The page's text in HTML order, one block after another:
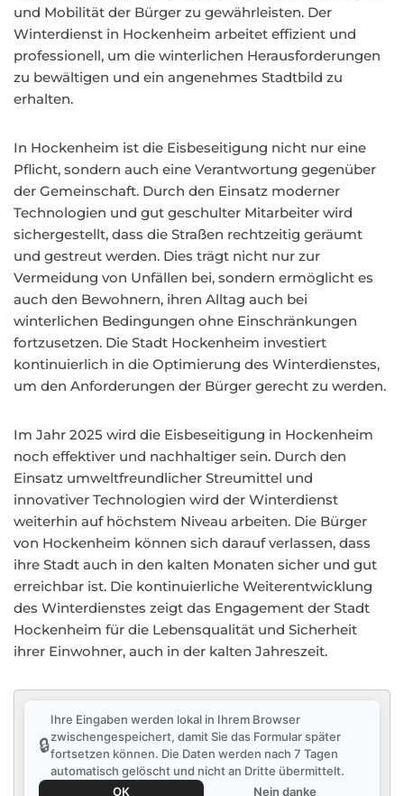
und Mobilität der Bürger zu gewährleisten. Der
Winterdienst in Hockenheim arbeitet effizient und
professionell, um die winterlichen Herausforderungen
zu bewältigen und ein angenehmes Stadtbild zu
erhalten.
In Hockenheim ist die Eisbeseitigung nicht nur eine
Pflicht, sondern auch eine Verantwortung gegenüber
der Gemeinschaft. Durch den Einsatz moderner
Technologien und gut geschulter Mitarbeiter wird
sichergestellt, dass die Straßen rechtzeitig geräumt
und gestreut werden. Dies trägt nicht nur zur
Vermeidung von Unfällen bei, sondern ermöglicht es
auch den Bewohnern, ihren Alltag auch bei
winterlichen Bedingungen ohne Einschränkungen
fortzusetzen. Die Stadt Hockenheim investiert
kontinuierlich in die Optimierung des Winterdienstes,
um den Anforderungen der Bürger gerecht zu werden.
Im Jahr 2025 wird die Eisbeseitigung in Hockenheim
noch effektiver und nachhaltiger sein. Durch den
Einsatz umweltfreundlicher Streumittel und
innovativer Technologien wird der Winterdienst
weiterhin auf höchstem Niveau arbeiten. Die Bürger
von Hockenheim können sich darauf verlassen, dass
ihre Stadt auch in den kalten Monaten sicher und gut
erreichbar ist. Die kontinuierliche Weiterentwicklung
des Winterdienstes zeigt das Engagement der Stadt
Hockenheim für die Lebensqualität und Sicherheit
ihrer Einwohner, auch in der kalten Jahreszeit.
🔒
Ihre Eingaben werden lokal in Ihrem Browser
zwischengespeichert, damit Sie das Formular später
fortsetzen können. Die Daten werden nach 7 Tagen
automatisch gelöscht und nicht an Dritte übermittelt.
OK
Nein danke